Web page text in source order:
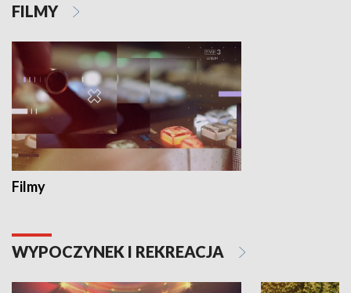
FILMY
Filmy
WYPOCZYNEK I REKREACJA